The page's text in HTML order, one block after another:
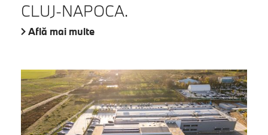
CLUJ-NAPOCA.
Află mai multe